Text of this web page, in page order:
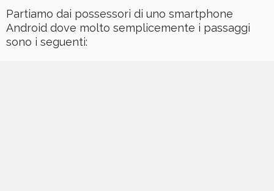
Partiamo dai possessori di uno smartphone
Android dove molto semplicemente i passaggi
sono i seguenti: